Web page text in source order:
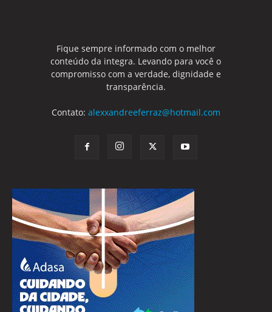
Fique sempre informado com o melhor
conteúdo da integra. Levando para você o
compromisso com a verdade, dignidade e
transparência.
Contato: alexxandreeferraz@hotmail.com